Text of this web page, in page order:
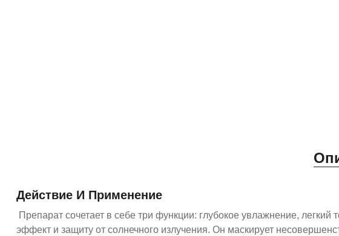
Действие И Применение
Препарат сочетает в себе три функции: глубокое увлажнение, легкий
эффект и защиту от солнечного излучения. Он маскирует